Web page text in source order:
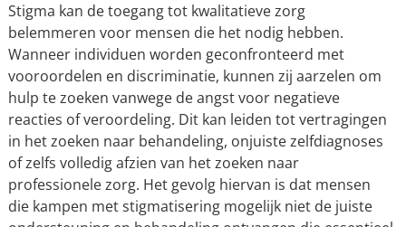
Stigma kan de toegang tot kwalitatieve zorg
belemmeren voor mensen die het nodig hebben.
Wanneer individuen worden geconfronteerd met
vooroordelen en discriminatie, kunnen zij aarzelen om
hulp te zoeken vanwege de angst voor negatieve
reacties of veroordeling. Dit kan leiden tot vertragingen
in het zoeken naar behandeling, onjuiste zelfdiagnoses
of zelfs volledig afzien van het zoeken naar
professionele zorg. Het gevolg hiervan is dat mensen
die kampen met stigmatisering mogelijk niet de juiste